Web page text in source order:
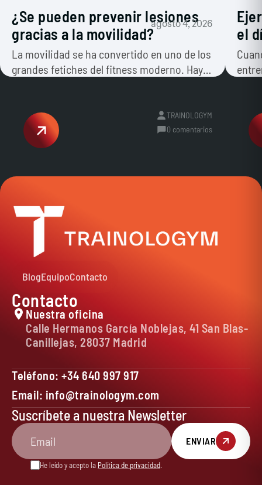
¿Se pueden prevenir lesiones
gracias a la movilidad?
La movilidad se ha convertido en uno de los
grandes fetiches del fitness moderno. Hay
agosto 4, 2026
TRAINOLOGYM
0 comentarios
el
Contacto
Nuestra oficina
Calle Hermanos García Noblejas, 41 San Blas-
Canillejas, 28037 Madrid
Teléfono: +34 640 997 917
Email: info@trainologym.com
BlogEquipoContacto
Suscríbete a nuestra Newsletter
ENVIAR
He leído y acepto la Política de privacidad.